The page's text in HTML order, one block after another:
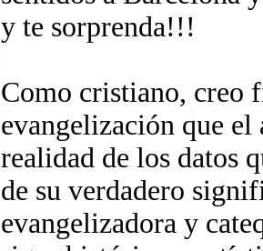
y te sorprenda!!!
Como cristiano, creo
evangelización que el
realidad de los datos
de su verdadero
evangelizadora y